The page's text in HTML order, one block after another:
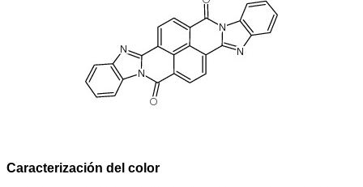
Caracterización del color